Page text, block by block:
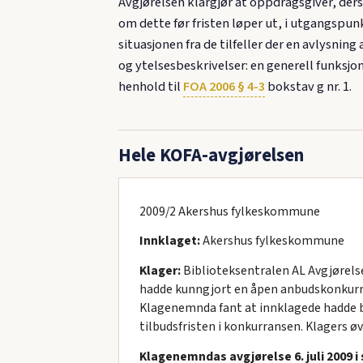
om dette før fristen løper ut, i
situasjonen fra de tilfeller der en
og ytelsesbeskrivelser: en generell
henhold til FOA 2006 § 4-3 bokstav g nr. 1.
Hele KOFA-avgjørelsen
2009/2 Akershus fylkeskommune
Innklaget:Akershus fylkeskommune
Klager:Biblioteksentralen AL
hadde kunngjort en åpen
Klagenemnda fant at innklagede
tilbudsfristen i konkurransen. Klagers
Klagenemndas avgjørelse 6. juli 2009 i